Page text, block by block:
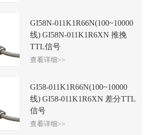
GI58N-011K1R66N(100~10000
线) GI58N-011K1R6XN 推挽
TTL信号
查看详细>>
GI58-011K1R66N(100~10000
线) GI58-011K1R6XN 差分TTL
信号
查看详细>>